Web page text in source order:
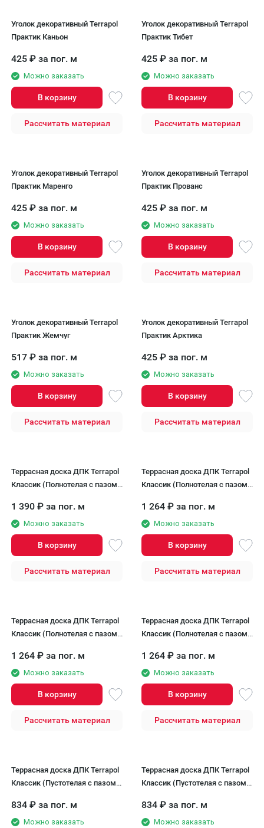
Уголок декоративный Terrapol
Практик Каньон
425 ₽ за пог. м
Можно заказать
В корзину
Рассчитать материал
Уголок декоративный Terrapol
Практик Тибет
425 ₽ за пог. м
Можно заказать
В корзину
Рассчитать материал
Уголок декоративный Terrapol
Практик Маренго
425 ₽ за пог. м
Можно заказать
В корзину
Рассчитать материал
Уголок декоративный Terrapol
Практик Прованс
425 ₽ за пог. м
Можно заказать
В корзину
Рассчитать материал
Уголок декоративный Terrapol
Практик Жемчуг
517 ₽ за пог. м
Можно заказать
В корзину
Рассчитать материал
Уголок декоративный Terrapol
Практик Арктика
425 ₽ за пог. м
Можно заказать
В корзину
Рассчитать материал
Террасная доска ДПК Terrapol
Классик (Полнотелая с пазом)
1 390 ₽ за пог. м
Можно заказать
В корзину
Рассчитать материал
Террасная доска ДПК Terrapol
Классик (Полнотелая с пазом)
1 264 ₽ за пог. м
Можно заказать
В корзину
Рассчитать материал
Террасная доска ДПК Terrapol
Классик (Полнотелая с пазом)
1 264 ₽ за пог. м
Можно заказать
В корзину
Рассчитать материал
Террасная доска ДПК Terrapol
Классик (Полнотелая с пазом)
1 264 ₽ за пог. м
Можно заказать
В корзину
Рассчитать материал
Террасная доска ДПК Terrapol
Классик (Пустотелая с пазом)
834 ₽ за пог. м
Можно заказать
Террасная доска ДПК Terrapol
Классик (Пустотелая с пазом)
834 ₽ за пог. м
Можно заказать